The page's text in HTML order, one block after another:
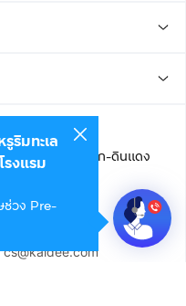
ร์ ชั้น 22 ถนนอโศก-ดินแดง
นใหญ่)
cs@kaidee.com
ริมทะเล
รงแรม
ช่วง Pre-